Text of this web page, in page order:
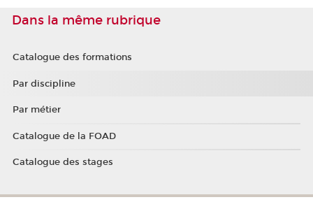
Dans la même rubrique
Catalogue des formations
Par discipline
Par métier
Catalogue de la FOAD
Catalogue des stages